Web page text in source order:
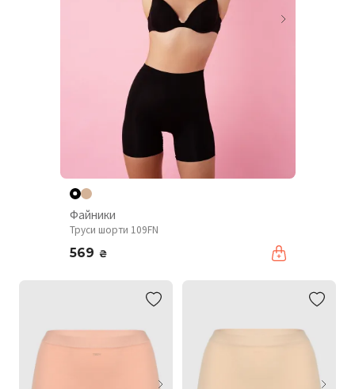
Файники
Труси шорти 109FN
569 ₴